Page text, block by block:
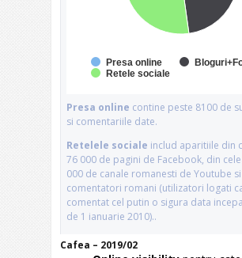
Cafea – 2019/02